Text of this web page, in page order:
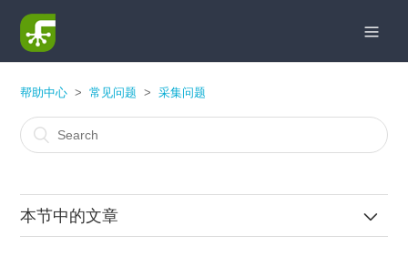
帮助中心 常见问题 采集问题
本节中的文章